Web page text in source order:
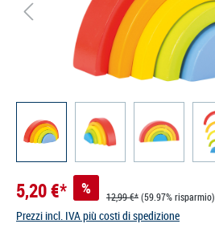
5,20 €* % 12,99 €*(59.97% risparmio)
Prezzi incl. IVA più costi di spedizione